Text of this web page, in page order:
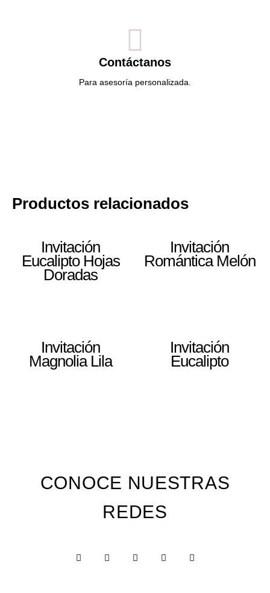
Contáctanos
Para asesoría personalizada.
Productos relacionados
Invitación
Eucalipto Hojas
Doradas
Invitación
Romántica Melón
Invitación
Magnolia Lila
Invitación
Eucalipto
CONOCE NUESTRAS
REDES